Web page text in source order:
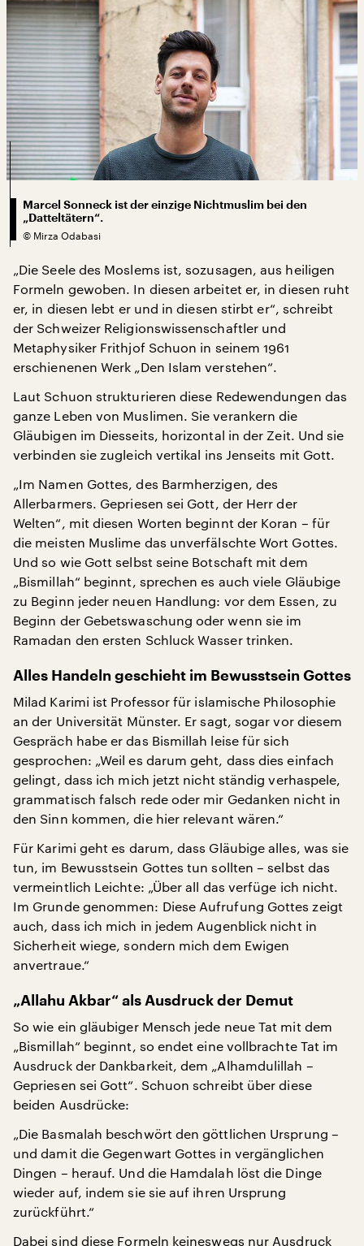
Marcel Sonneck ist der einzige Nichtmuslim bei den
„Datteltätern“.
© Mirza Odabasi
„Die Seele des Moslems ist, sozusagen, aus heiligen
Formeln gewoben. In diesen arbeitet er, in diesen ruht
er, in diesen lebt er und in diesen stirbt er“, schreibt
der Schweizer Religionswissenschaftler und
Metaphysiker Frithjof Schuon in seinem 1961
erschienenen Werk „Den Islam verstehen“.
Laut Schuon strukturieren diese Redewendungen das
ganze Leben von Muslimen. Sie verankern die
Gläubigen im Diesseits, horizontal in der Zeit. Und sie
verbinden sie zugleich vertikal ins Jenseits mit Gott.
„Im Namen Gottes, des Barmherzigen, des
Allerbarmers. Gepriesen sei Gott, der Herr der
Welten“, mit diesen Worten beginnt der Koran – für
die meisten Muslime das unverfälschte Wort Gottes.
Und so wie Gott selbst seine Botschaft mit dem
„Bismillah“ beginnt, sprechen es auch viele Gläubige
zu Beginn jeder neuen Handlung: vor dem Essen, zu
Beginn der Gebetswaschung oder wenn sie im
Ramadan den ersten Schluck Wasser trinken.
Alles Handeln geschieht im Bewusstsein Gottes
Milad Karimi ist Professor für islamische Philosophie
an der Universität Münster. Er sagt, sogar vor diesem
Gespräch habe er das Bismillah leise für sich
gesprochen: „Weil es darum geht, dass dies einfach
gelingt, dass ich mich jetzt nicht ständig verhaspele,
grammatisch falsch rede oder mir Gedanken nicht in
den Sinn kommen, die hier relevant wären.“
Für Karimi geht es darum, dass Gläubige alles, was sie
tun, im Bewusstsein Gottes tun sollten – selbst das
vermeintlich Leichte: „Über all das verfüge ich nicht.
Im Grunde genommen: Diese Aufrufung Gottes zeigt
auch, dass ich mich in jedem Augenblick nicht in
Sicherheit wiege, sondern mich dem Ewigen
anvertraue.“
„Allahu Akbar“ als Ausdruck der Demut
So wie ein gläubiger Mensch jede neue Tat mit dem
„Bismillah“ beginnt, so endet eine vollbrachte Tat im
Ausdruck der Dankbarkeit, dem „Alhamdulillah –
Gepriesen sei Gott“. Schuon schreibt über diese
beiden Ausdrücke:
„Die Basmalah beschwört den göttlichen Ursprung –
und damit die Gegenwart Gottes in vergänglichen
Dingen – herauf. Und die Hamdalah löst die Dinge
wieder auf, indem sie sie auf ihren Ursprung
zurückführt.“
Dabei sind diese Formeln keineswegs nur Ausdruck